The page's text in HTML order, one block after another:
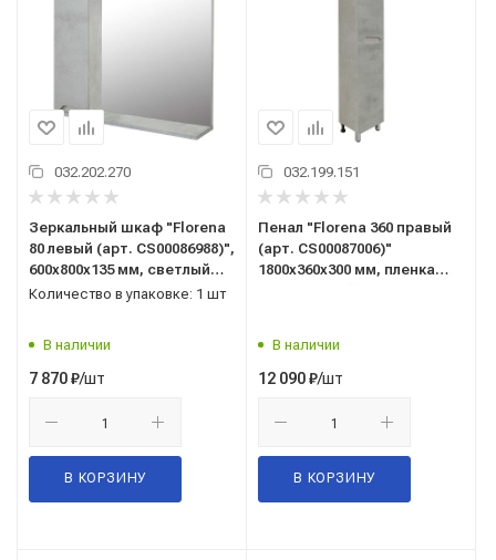
032.202.270
Зеркальный шкаф "Florena
80 левый (арт. CS00086988)",
600x800x135 мм, светлый
бетон , со шкафчиком
Количество в упаковке: 1 шт
В наличии
7 870₽/шт
В КОРЗИНУ
032.199.151
Пенал "Florena 360 правый
(арт. CS00087006)"
1800x360x300 мм, пленка
В наличии
12 090₽/шт
В КОРЗИНУ